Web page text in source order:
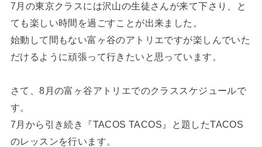
7月の東京クラスには沢山の生徒さんが来て下さり、と
ても楽しい時間を過ごすことが出来ました。
始動して間もない富ヶ谷のアトリエですが楽しんでいた
だけるように頑張って行きたいと思っています。
さて、8月の富ヶ谷アトリエでのクラススケジュールで
す。
7月から引き続き『TACOS TACOS』と題したTACOS
のレッスンを行います。